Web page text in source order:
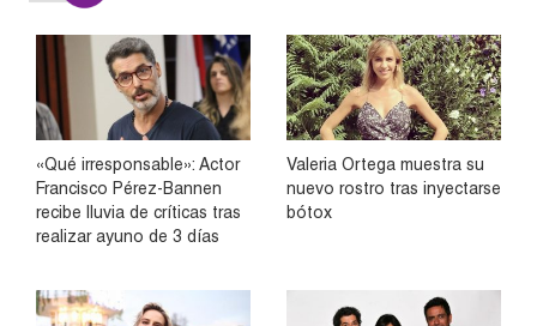
«Qué irresponsable»: Actor
Francisco Pérez-Bannen
recibe lluvia de críticas tras
realizar ayuno de 3 días
Valeria Ortega muestra su
nuevo rostro tras inyectarse
bótox